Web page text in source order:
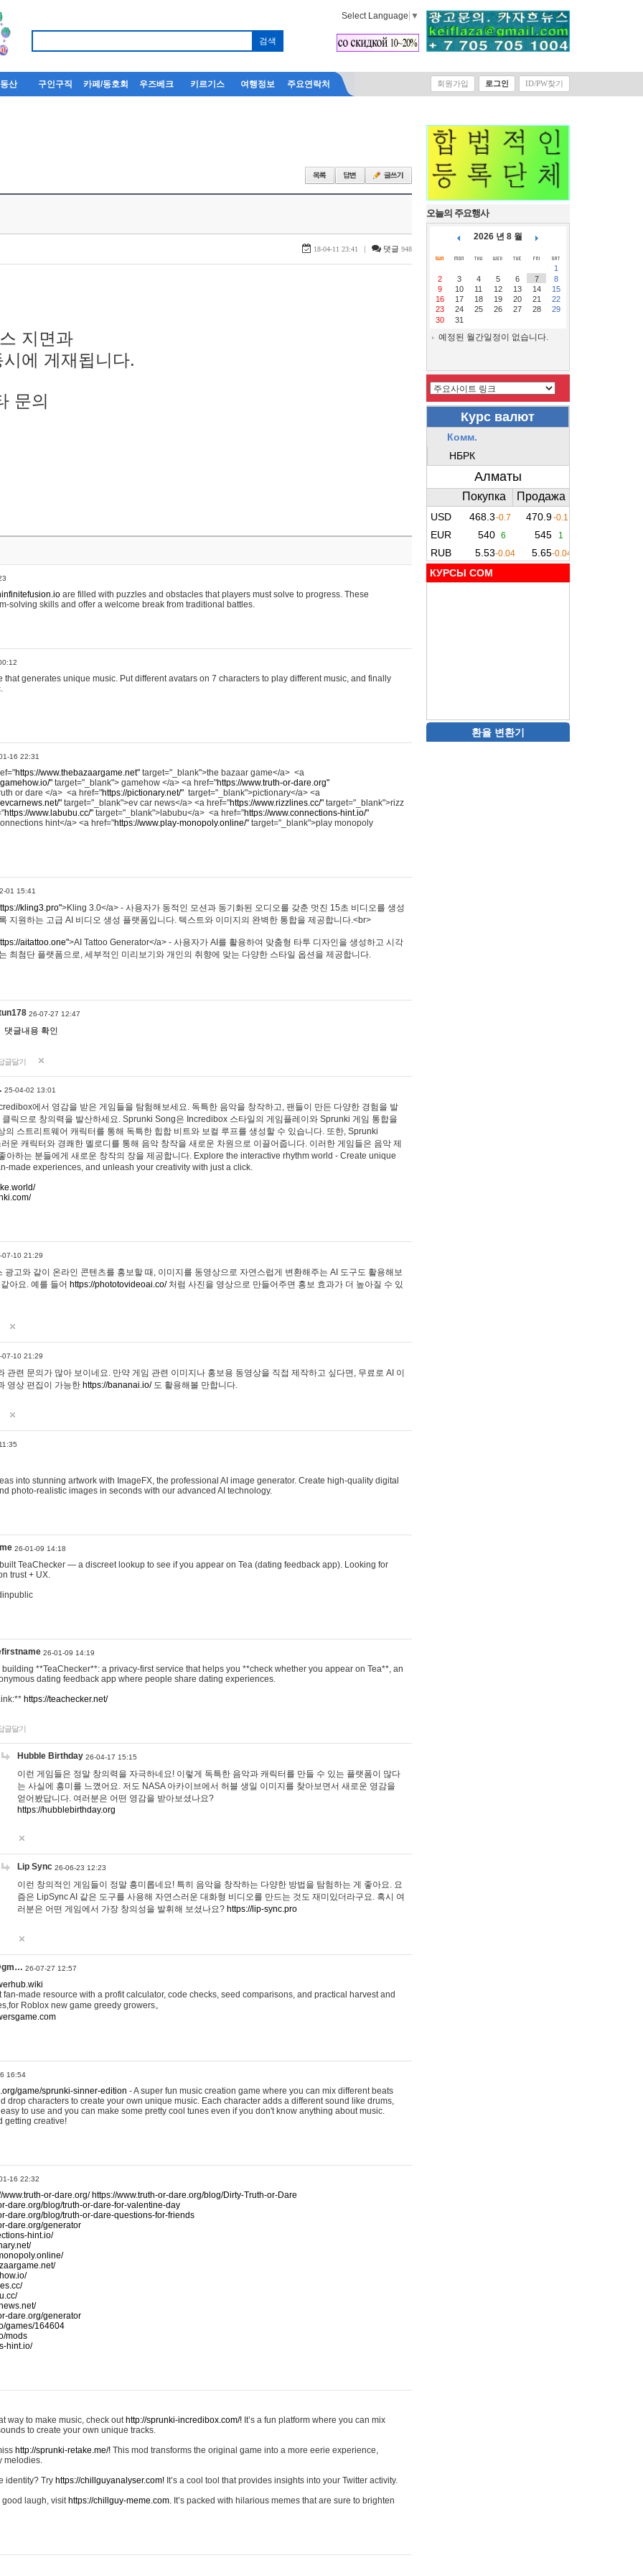
Select Language ▼
산 구인구직 카페/동호회 우즈베크 키르기스 여행정보 주요연락처 회원가입 로그인 ID/PW찾기
18-04-11 23:41 | 댓글 948
지면과
에 게재됩니다.
문의
are filled with puzzles and obstacles that players must solve to progress. These
solving skills and offer a welcome break from traditional battles.
that generates unique music. Put different avatars on 7 characters to play different music, and finally
16 22:31
https://www.thebazaargame.net" target="_blank">the bazaar game</a> <a
" target="_blank"> gamehow </a> <a href="https://www.truth-or-dare.org"
or dare </a> <a href="https://pictionary.net/" target="_blank">pictionary</a> <a
" target="_blank">ev car news</a> <a href="https://www.rizzlines.cc/" target="_blank">rizz
https://www.labubu.cc/" target="_blank">labubu</a> <a href="https://www.connections-hint.io/"
hint</a> <a href="https://www.play-monopoly.online/" target="_blank">play monopoly
01 15:41
kling3.pro">Kling 3.0</a> - 사용자가 동적인 모션과 동기화된 오디오를 갖춘 멋진 15초 비디오를 생성
지원하는 고급 AI 비디오 생성 플랫폼입니다. 텍스트와 이미지의 완벽한 통합을 제공합니다.<br>
aitattoo.one">AI Tattoo Generator</a> - 사용자가 AI를 활용하여 맞춤형 타투 디자인을 생성하고 시각
최첨단 플랫폼으로, 세부적인 미리보기와 개인의 취향에 맞는 다양한 스타일 옵션을 제공합니다.
26-07-27 12:47
댓글내용 확인
글달기
25-04-02 13:01
에서 영감을 받은 게임들을 탐험해보세요. 독특한 음악을 창작하고, 팬들이 만든 다양한 경험을 발
클릭으로 창의력을 발산하세요. Sprunki Song은 Incredibox 스타일의 게임플레이와 Sprunki 게임 통합을
의 스트리트웨어 캐릭터를 통해 독특한 힙합 비트와 보컬 루프를 생성할 수 있습니다. 또한, Sprunki
운 캐릭터와 경쾌한 멜로디를 통해 음악 창작을 새로운 차원으로 이끌어줍니다. 이러한 게임들은 음악 제
아하는 분들에게 새로운 창작의 장을 제공합니다. Explore the interactive rhythm world - Create unique
made experiences, and unleash your creativity with just a click.
07-10 21:29
광고와 같이 온라인 콘텐츠를 홍보할 때, 이미지를 동영상으로 자연스럽게 변환해주는 AI 도구도 활용해보
아요. 예를 들어 https://phototovideoai.co/처럼 사진을 영상으로 만들어주면 홍보 효과가 더 높아질 수 있
07-10 21:29
관련 문의가 많아 보이네요. 만약 게임 관련 이미지나 홍보용 동영상을 직접 제작하고 싶다면, 무료로 AI 이
영상 편집이 가능한 https://bananai.io/도 활용해볼 만합니다.
into stunning artwork with ImageFX, the professional AI image generator. Create high-quality digital
photo-realistic images in seconds with our advanced AI technology.
26-01-09 14:18
TeaChecker — a discreet lookup to see if you appear on Tea (dating feedback app). Looking for
trust + UX.
26-01-09 14:19
building **TeaChecker**: a privacy-first service that helps you **check whether you appear on Tea**, an
dating feedback app where people share dating experiences.
https://teachecker.net/
글달기
Hubble Birthday 26-04-17 15:15
이런 게임들은 정말 창의력을 자극하네요! 이렇게 독특한 음악과 캐릭터를 만들 수 있는 플랫폼이 많다
는 사실에 흥미를 느꼈어요. 저도 NASA 아카이브에서 허블 생일 이미지를 찾아보면서 새로운 영감을
얻어봤답니다. 여러분은 어떤 영감을 받아보셨나요?
https://hubblebirthday.org
Lip Sync 26-06-23 12:23
이런 창의적인 게임들이 정말 흥미롭네요! 특히 음악을 창작하는 다양한 방법을 탐험하는 게 좋아요. 요
즘은 LipSync AI 같은 도구를 사용해 자연스러운 대화형 비디오를 만드는 것도 재미있더라구요. 혹시 여
러분은 어떤 게임에서 가장 창의성을 발휘해 보셨나요? https://lip-sync.pro
26-07-27 12:57
made resource with a profit calculator, code checks, seed comparisons, and practical harvest and
Roblox new game greedy growers。
16:54
game/sprunki-sinner-edition - A super fun music creation game where you can mix different beats
drop characters to create your own unique music. Each character adds a different sound like drums,
to use and you can make some pretty cool tunes even if you don't know anything about music.
getting creative!
16 22:32
www.truth-or-dare.org/ https://www.truth-or-dare.org/blog/Dirty-Truth-or-Dare
dare.org/blog/truth-or-dare-for-valentine-day
dare.org/blog/truth-or-dare-questions-for-friends
dare.org/generator
hint.io/
dare.org/generator
games/164604
mods
hint.io/
way to make music, check out http://sprunki-incredibox.com/! It’s a fun platform where you can mix
to create your own unique tracks.
http://sprunki-retake.me/! This mod transforms the original game into a more eerie experience,
melodies.
identity? Try https://chillguyanalyser.com! It’s a cool tool that provides insights into your Twitter activity.
good laugh, visit https://chillguy-meme.com. It’s packed with hilarious memes that are sure to brighten
오늘의 주요행사
2026 년 8 월
1
2
3 4 5 6 7
8
9
10 11 12 13 14
15
16
17 18 19 20 21
22
23
24 25 26 27 28
29
30
31
예정된 월간일정이 없습니다.
КУРСЫ COM
환율 변환기